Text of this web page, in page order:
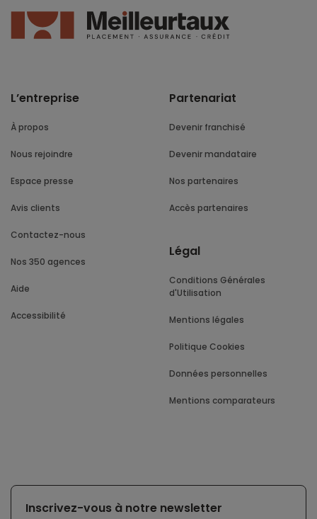
L’entreprise
À propos
Nous rejoindre
Espace presse
Avis clients
Contactez-nous
Nos 350 agences
Aide
Accessibilité
Partenariat
Devenir franchisé
Devenir mandataire
Nos partenaires
Accès partenaires
Légal
Conditions Générales
d'Utilisation
Mentions légales
Politique Cookies
Données personnelles
Mentions comparateurs
Inscrivez-vous à notre newsletter